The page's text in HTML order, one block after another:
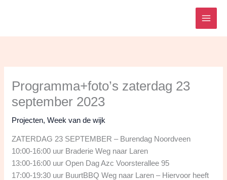
Programma+foto’s zaterdag 23
september 2023
Projecten,Week van de wijk
ZATERDAG 23 SEPTEMBER – Burendag Noordveen
10:00-16:00 uur Braderie Weg naar Laren
13:00-16:00 uur Open Dag Azc Voorsterallee 95
17:00-19:30 uur BuurtBBQ Weg naar Laren – Hiervoor heeft